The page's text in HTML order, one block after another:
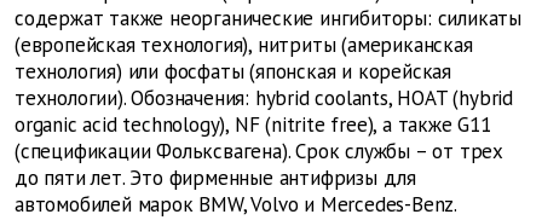
содержат также неорганические ингибиторы: силикаты
(европейская технология), нитриты (американская
технология) или фосфаты (японская и корейская
технологии). Обозначения: hybrid coolants, HOAT (hybrid
organic acid technology), NF (nitrite free), а также G11
(спецификации Фольксвагена). Срок службы – от трех
до пяти лет. Это фирменные антифризы для
автомобилей марок BMW, Volvo и Mercedes-Benz.